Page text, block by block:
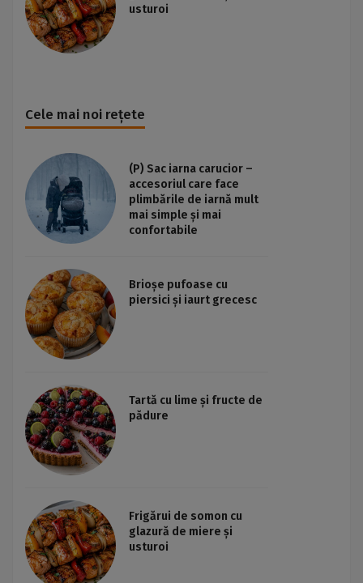
usturoi
Cele mai noi rețete
(P) Sac iarna carucior –
accesoriul care face
plimbările de iarnă mult
mai simple și mai
confortabile
Brioșe pufoase cu
piersici și iaurt grecesc
Tartă cu lime și fructe de
pădure
Frigărui de somon cu
glazură de miere și
usturoi